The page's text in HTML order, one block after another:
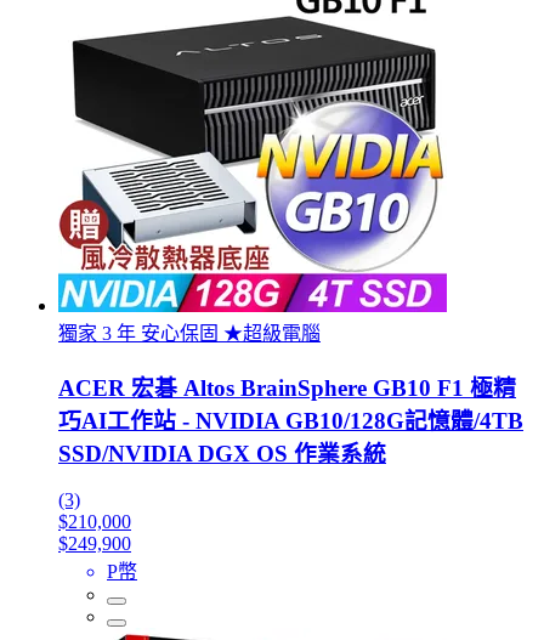
獨家 3 年 安心保固 ★超級電腦
ACER 宏碁 Altos BrainSphere GB10 F1 極精
巧AI工作站 - NVIDIA GB10/128G記憶體/4TB
SSD/NVIDIA DGX OS 作業系統
(3)
$210,000
$249,900
P幣